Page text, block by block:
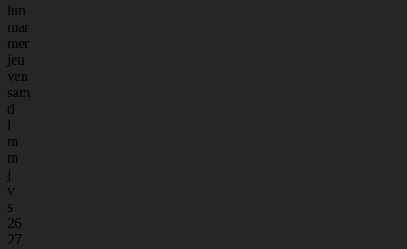
lun
mar
mer
jeu
ven
sam
d
l
m
m
j
v
s
26
27